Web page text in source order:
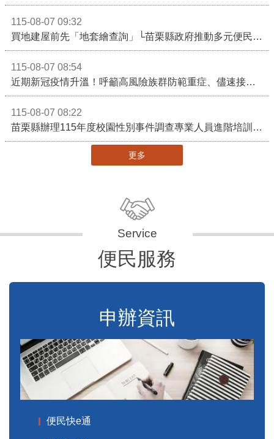
115-08-07 09:32
買地建屋前先「地套繪查詢」└苗栗縣政府推動多元便民諮詢服務
115-08-07 08:54
近期新冠疫情升溫！呼籲高風險族群防範重症、儘速接種疫苗及早就醫
115-08-07 08:22
苗栗縣辦理115年度校園性別事件調查專業人員進階培訓 深化調查實務能力 持續打造安全友善校園
更多
便民服務
申辦資訊
便民快e通